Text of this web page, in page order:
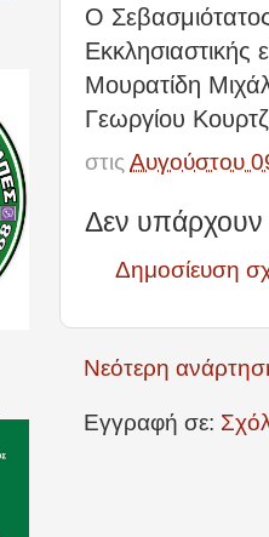
Ο
Εκκλησιαστικής
Μουρατίδη
Γεωργίου
στις Αυγούστου
Δεν υπάρχουν
Δημοσίευση
Νεότερη
Εγγραφή σε: